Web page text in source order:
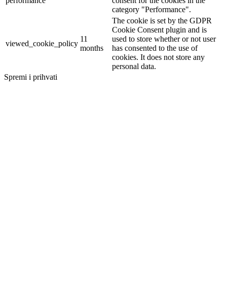
category "Performance".
viewed_cookie_policy
11
months
The cookie is set by the GDPR
Cookie Consent plugin and is
used to store whether or not user
has consented to the use of
cookies. It does not store any
personal data.
Spremi i prihvati